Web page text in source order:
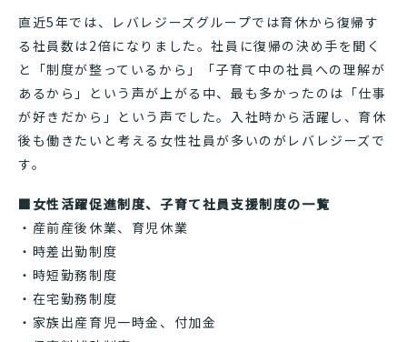
直近5年では、レバレジーズグループでは育休から復帰す
る社員数は2倍になりました。社員に復帰の決め手を聞く
と「制度が整っているから」「子育て中の社員への理解が
あるから」という声が上がる中、最も多かったのは「仕事
が好きだから」という声でした。入社時から活躍し、育休
後も働きたいと考える女性社員が多いのがレバレジーズで
す。
■女性活躍促進制度、子育て社員支援制度の一覧
・産前産後休業、育児休業
・時差出勤制度
・時短勤務制度
・在宅勤務制度
・家族出産育児一時金、付加金